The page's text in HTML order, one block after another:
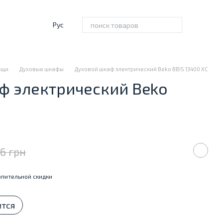
Рус
Духовые шкафы Духовой шкаф электрический Beko BBIS 13400 XC
электрический Beko
грн
скидки